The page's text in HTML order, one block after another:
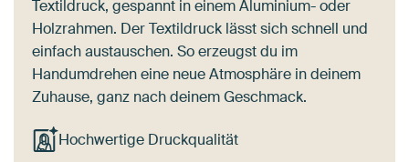
Textildruck, gespannt in einem Aluminium- oder
Holzrahmen. Der Textildruck lässt sich schnell und
einfach austauschen. So erzeugst du im
Handumdrehen eine neue Atmosphäre in deinem
Zuhause, ganz nach deinem Geschmack.
Hochwertige Druckqualität